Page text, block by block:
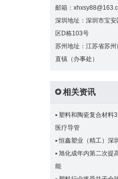
邮箱：
深圳地址：深圳市宝安
区D栋103号
苏州地址：江苏省苏州
直镇（办事处）
相关资讯
▪ 塑料和陶瓷复合材料
医疗导管
▪恒鑫塑业（精工）深
▪ 旭化成年内第二次提
能